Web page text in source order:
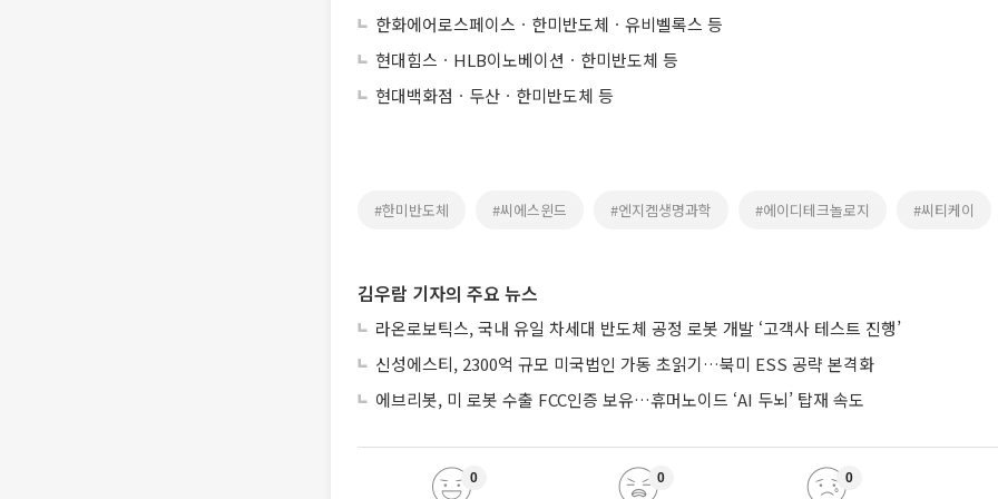
한화에어로스페이스ㆍ한미반도체ㆍ유비벨록스 등
현대힘스ㆍHLB이노베이션ㆍ한미반도체 등
현대백화점ㆍ두산ㆍ한미반도체 등
#한미반도체 #씨에스윈드 #엔지켐생명과학 #에이디테크놀로지 #씨티케이
김우람 기자의 주요 뉴스
라온로보틱스, 국내 유일 차세대 반도체 공정 로봇 개발 ‘고객사 테스트 진행’
신성에스티, 2300억 규모 미국법인 가동 초읽기…북미 ESS 공략 본격화
에브리봇, 미 로봇 수출 FCC인증 보유…휴머노이드 ‘AI 두뇌’ 탑재 속도
0 0 0